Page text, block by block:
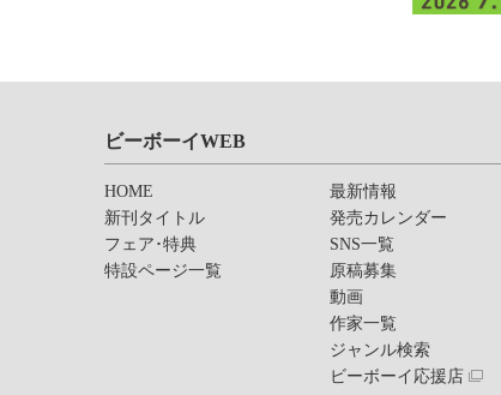
ビーボーイWEB
HOME
新刊タイトル
フェア･特典
特設ページ一覧
最新情報
発売カレンダー
SNS一覧
原稿募集
動画
作家一覧
ジャンル検索
ビーボーイ応援店